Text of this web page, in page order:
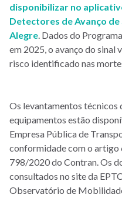
disponibilizar no
Detectores de Avanço de
Alegre. Dados do
em 2025, o avanço do
risco identificado nas
Os levantamentos técnicos
equipamentos estão
Empresa Pública de
conformidade com o artigo
798/2020 do Contran. Os
consultados no site da
Observatório de